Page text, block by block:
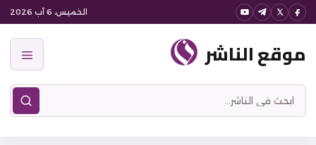
انتقل
المحتوى
الخميس، 6 آب 2026
موقع الناشر
ابحث
في